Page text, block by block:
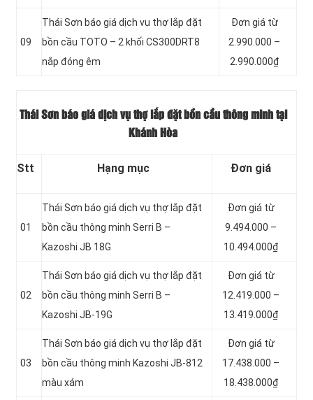
09
Thái Sơn báo giá dịch vụ thợ lắp đặt
bồn cầu TOTO – 2 khối CS300DRT8
nắp đóng êm
Đơn giá từ
2.990.000 –
2.990.000₫
Thái Sơn báo giá dịch vụ thợ lắp đặt bồn cầu thông minh tại
Khánh Hòa
Stt Hạng mục Đơn giá
01
Thái Sơn báo giá dịch vụ thợ lắp đặt
bồn cầu thông minh Serri B –
Kazoshi JB 18G
Đơn giá từ
9.494.000 –
10.494.000₫
02
Thái Sơn báo giá dịch vụ thợ lắp đặt
bồn cầu thông minh Serri B –
Kazoshi JB-19G
Đơn giá từ
12.419.000 –
13.419.000₫
03
Thái Sơn báo giá dịch vụ thợ lắp đặt
bồn cầu thông minh Kazoshi JB-812
màu xám
Đơn giá từ
17.438.000 –
18.438.000₫